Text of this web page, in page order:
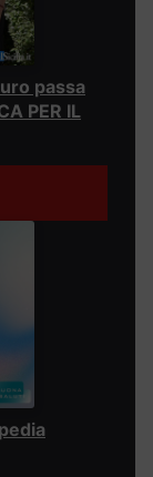
passa
PER IL